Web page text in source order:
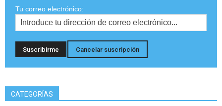
Tu correo electrónico:
CATEGORÍAS